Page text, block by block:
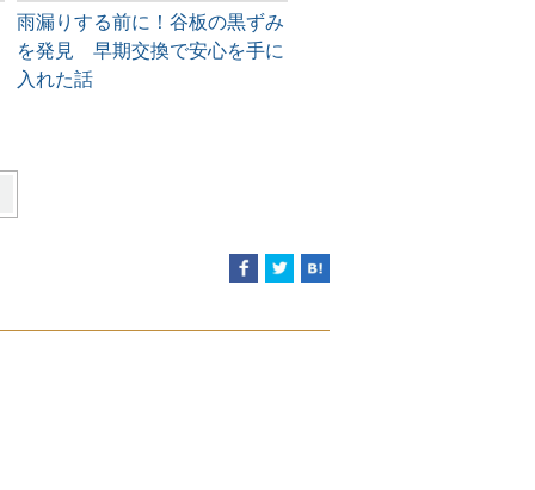
雨漏りする前に！谷板の黒ずみ
を発見 早期交換で安心を手に
入れた話